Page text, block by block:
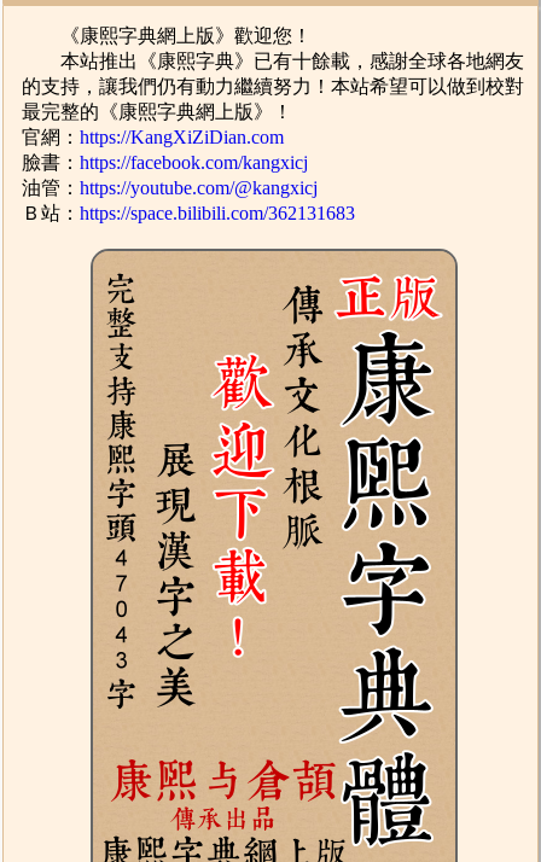
《康熙字典網上版》歡迎您！
本站推出《康熙字典》已有十餘載，感謝全球各地網友
的支持，讓我們仍有動力繼續努力！本站希望可以做到校對
最完整的《康熙字典網上版》！
官網：https://KangXiZiDian.com
臉書：https://facebook.com/kangxicj
油管：https://youtube.com/@kangxicj
Ｂ站：https://space.bilibili.com/362131683